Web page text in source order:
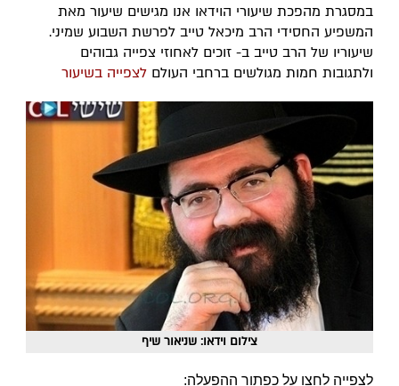
במסגרת מהפכת שיעורי הוידאו אנו מגישים שיעור מאת
המשפיע החסידי הרב מיכאל טייב לפרשת השבוע שמיני.
שיעוריו של הרב טייב ב- זוכים לאחוזי צפייה גבוהים
ולתגובות חמות מגולשים ברחבי העולם לצפייה בשיעור
צילום וידאו: שניאור שיף
לצפייה לחצו על כפתור ההפעלה: